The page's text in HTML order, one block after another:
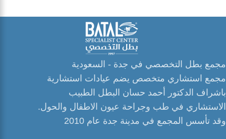
مجمع بطل التخصصي في جدة - السعودية
مجمع استشاري متخصص يضم عيادات استشارية
باشراف الدكتور أحمد حسان البطل الطبيب
الاستشاري في طب وجراحة عيون الاطفال والحول.
وقد تأسس المجمع في مدينة جدة عام 2010